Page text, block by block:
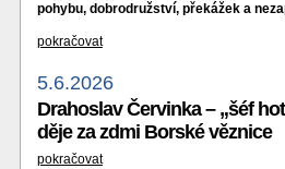
pohybu, dobrodružství, překážek a
pokračovat
5.6.2026
Drahoslav Červinka – „šéf
děje za zdmi Borské věznice
pokračovat